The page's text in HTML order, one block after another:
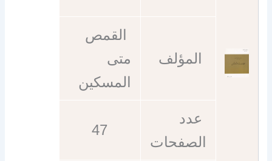
المؤلف
القمص
متى
المسكين
عدد
الصفحات
47